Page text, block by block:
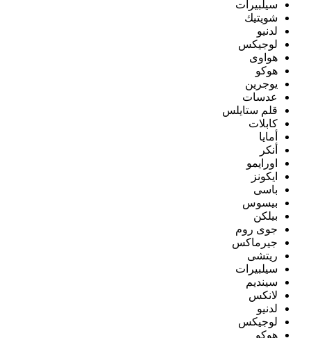
سيلبيرات
شويتيك
لدنيو
لوجيكس
هواوى
هوكو
يوجرين
عدسات
قلم ستايلس
كابلات
أمايا
أنكر
اورايمو
ايكونز
باسى
بيسوس
بيلكن
جوى روم
جيرماكس
ريتشى
سيلبيرات
سينديم
لانكس
لدنيو
لوجيكس
هوكو